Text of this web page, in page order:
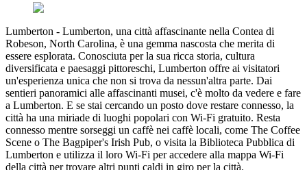
Lumberton - Lumberton, una città affascinante nella Contea di
Robeson, North Carolina, è una gemma nascosta che merita di
essere esplorata. Conosciuta per la sua ricca storia, cultura
diversificata e paesaggi pittoreschi, Lumberton offre ai visitatori
un'esperienza unica che non si trova da nessun'altra parte. Dai
sentieri panoramici alle affascinanti musei, c'è molto da vedere e fare
a Lumberton. E se stai cercando un posto dove restare connesso, la
città ha una miriade di luoghi popolari con Wi-Fi gratuito. Resta
connesso mentre sorseggi un caffè nei caffè locali, come The Coffee
Scene o The Bagpiper's Irish Pub, o visita la Biblioteca Pubblica di
Lumberton e utilizza il loro Wi-Fi per accedere alla mappa Wi-Fi
della città per trovare altri punti caldi in giro per la città.